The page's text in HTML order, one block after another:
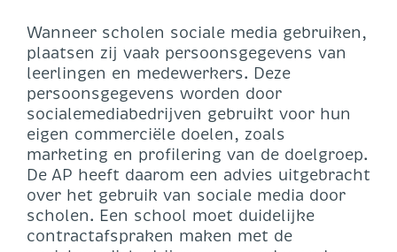
Wanneer scholen sociale media gebruiken,
plaatsen zij vaak persoonsgegevens van
leerlingen en medewerkers. Deze
persoonsgegevens worden door
socialemediabedrijven gebruikt voor hun
eigen commerciële doelen, zoals
marketing en profilering van de doelgroep.
De AP heeft daarom een advies uitgebracht
over het gebruik van sociale media door
scholen. Een school moet duidelijke
contractafspraken maken met de